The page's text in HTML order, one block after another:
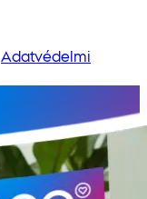
Adatvédelmi